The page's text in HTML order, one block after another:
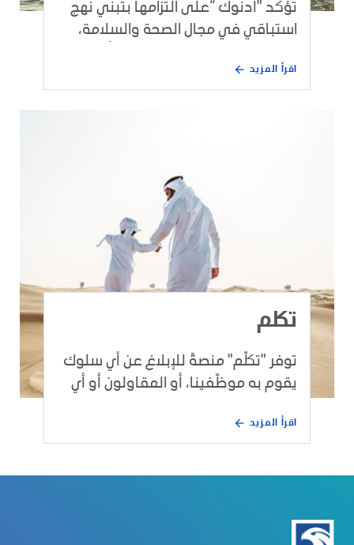
تؤكد "أدنوك “على التزامها بتبني نهج
استباقي في مجال الصحة والسلامة،
نظام فعال لإدارة الحوادث والاستجابة
اقرأ المزيد
تكلم
توفر "تكلّم" منصةً للإبلاغ عن أي سلوك
يقوم به موظّفينا، أو المقاولون أو أي
معايير النزاهة المعمول بها في شركتنا.
اقرأ المزيد